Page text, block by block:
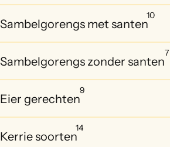
Sambelgorengs met santen
10
Sambelgorengs zonder santen
7
Eier gerechten
9
Kerrie soorten
14